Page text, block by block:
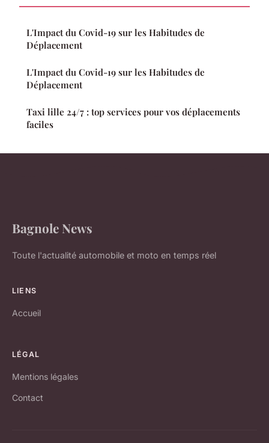
L'Impact du Covid-19 sur les Habitudes de
Déplacement
L'Impact du Covid-19 sur les Habitudes de
Déplacement
Taxi lille 24/7 : top services pour vos déplacements
faciles
Bagnole News
Toute l'actualité automobile et moto en temps réel
LIENS
Accueil
LÉGAL
Mentions légales
Contact